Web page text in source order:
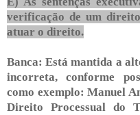
verificação de um
atuar o direito.
Banca: Está mantida a
incorreta, conforme
como exemplo: Manuel
Direito Processual do